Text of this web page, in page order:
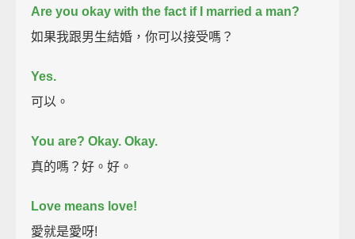
Are you okay with the fact if I married a man?
如果我跟男生結婚，你可以接受嗎？
Yes.
可以。
You are? Okay. Okay.
真的嗎？好。好。
Love means love!
愛就是愛呀!